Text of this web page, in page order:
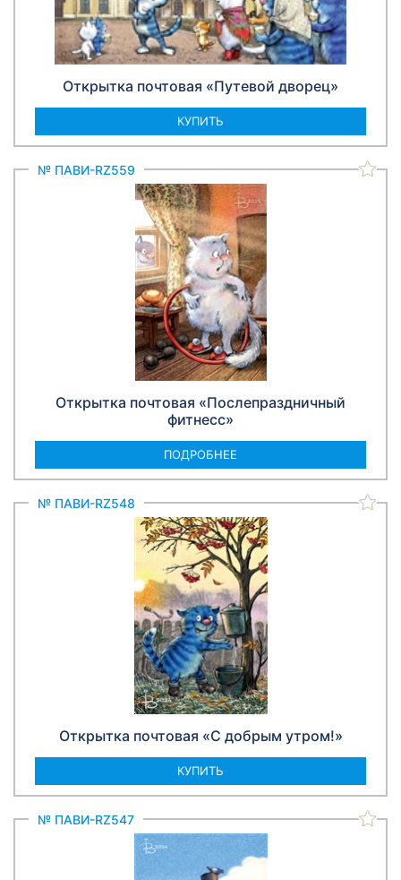
Открытка почтовая «Путевой дворец»
КУПИТЬ
№ ПАВИ-RZ559
Открытка почтовая «Послепраздничный
фитнесс»
ПОДРОБНЕЕ
№ ПАВИ-RZ548
Открытка почтовая «С добрым утром!»
КУПИТЬ
№ ПАВИ-RZ547